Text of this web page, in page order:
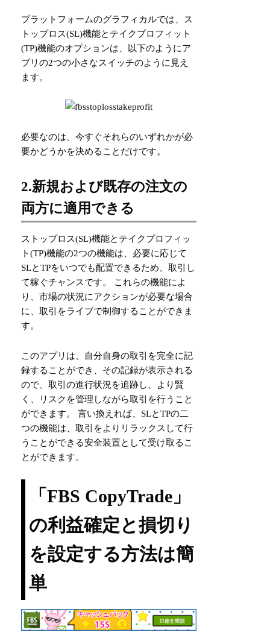
プラットフォームのグラフィカルでは、ス
トップロス(SL)機能とテイクプロフィット
(TP)機能のオプションは、以下のようにア
プリの2つの小さなスイッチのように見え
ます。
必要なのは、今すぐそれらのいずれかが必
要かどうかを決めることだけです。
2.新規および既存の注文の
両方に適用できる
ストップロス(SL)機能とテイクプロフィッ
ト(TP)機能の2つの機能は、必要に応じて
SLとTPをいつでも配置できるため、取引し
て稼ぐチャンスです。 これらの機能によ
り、市場の状況にアクションが必要な場合
に、取引をライブで制御することができま
す。
このアプリは、自分自身の取引を完全に記
録することができ、その記録が表示される
ので、取引の進行状況を追跡し、より賢
く、リスクを管理しながら取引を行うこと
ができます。 言い換えれば、SLとTPの二
つの機能は、取引をよりリラックスして行
うことができる安全装置として受け取るこ
とができます。
「FBS CopyTrade」
の利益確定と損切り
を設定する方法は簡
単